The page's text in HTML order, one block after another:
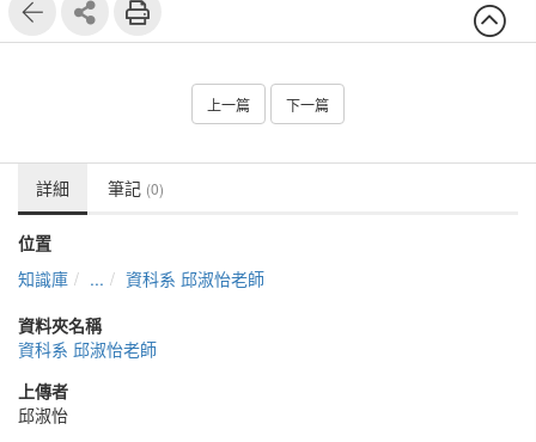
上一篇 下一篇
詳細 筆記 (0)
位置
知識庫
...
資科系 邱淑怡老師
資料夾名稱
資科系 邱淑怡老師
上傳者
邱淑怡